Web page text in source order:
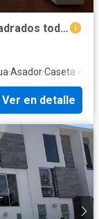
Amplio departamento 160 metros cuadrados todos los servicios.
·Asador·Caseta de
Ver en detalle